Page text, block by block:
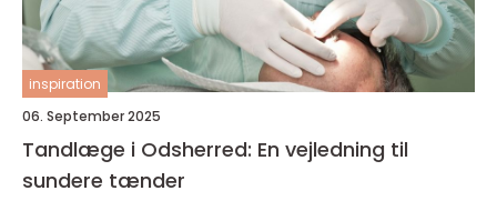
inspiration
06. September 2025
Tandlæge i Odsherred: En vejledning til
sundere tænder